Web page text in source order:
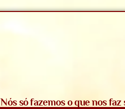
Nós só fazemos o que nos